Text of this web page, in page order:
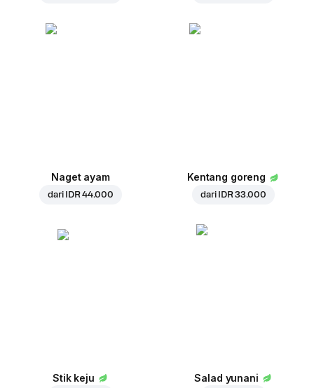
Naget ayam
dari IDR 44.000
Kentang goreng
dari IDR 33.000
Stik keju Salad yunani